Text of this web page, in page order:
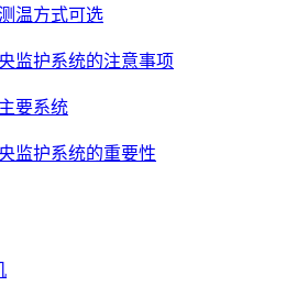
温方式可选
监护系统的注意事项
要系统
监护系统的重要性